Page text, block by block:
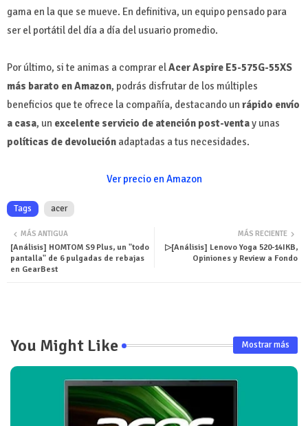
gama en la que se mueve. En definitiva, un equipo pensado para
ser el portátil del día a día del usuario promedio.
Por último, si te animas a comprar elAcer Aspire E5-575G-55XS
más barato en Amazon, podrás disfrutar de los múltiples
beneficios que te ofrece la compañía, destacando un rápido envío
a casa, un excelente servicio de atención post-ventay unas
políticas de devolución adaptadas a tus necesidades.
Ver precio en Amazon
Tags acer
MÁS RECIENTE
▷[Análisis] Lenovo Yoga 520-14IKB,
Opiniones y Review a Fondo
MÁS ANTIGUA
[Análisis] HOMTOM S9 Plus, un "todo
pantalla" de 6 pulgadas de rebajas
en GearBest
You Might Like Mostrar más